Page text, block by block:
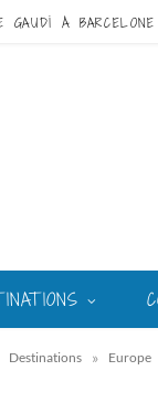
Destinations » Europe